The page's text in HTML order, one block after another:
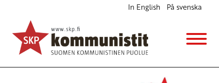
In English På svenska
Euroopan vasemmiston kesäyliopisto
Ajankohtaista
17.7.2012 - 18:34